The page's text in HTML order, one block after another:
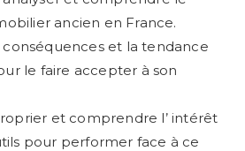
ancien en France.
et la tendance
le faire accepter à son
et comprendre l’ intérêt
pour performer face à ce